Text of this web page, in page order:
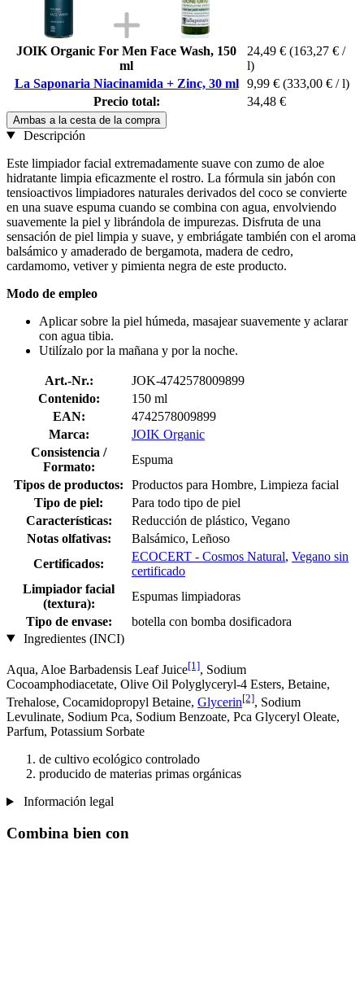
JOIK Organic For Men Face Wash, 150
ml
24,49 € (163,27 € /
l)
La Saponaria Niacinamida + Zinc, 30 ml
9,99 € (333,00 € / l)
Precio total:
34,48 €
Ambas a la cesta de la compra
Descripción
Este limpiador facial extremadamente suave con zumo de aloe
hidratante limpia eficazmente el rostro. La fórmula sin jabón con
tensioactivos limpiadores naturales derivados del coco se convierte
en una suave espuma cuando se combina con agua, envolviendo
suavemente la piel y librándola de impurezas. Disfruta de una
sensación de piel limpia y suave, y embriágate también con el aroma
balsámico y amaderado de bergamota, madera de cedro,
cardamomo, vetiver y pimienta negra de este producto.
Modo de empleo
Aplicar sobre la piel húmeda, masajear suavemente y aclarar
con agua tibia.
Utilízalo por la mañana y por la noche.
Art.-Nr.:
JOK-4742578009899
Contenido:
150 ml
EAN:
4742578009899
Marca:
JOIK Organic
Consistencia /
Formato:
Espuma
Tipos de productos:
Productos para Hombre, Limpieza facial
Tipo de piel:
Para todo tipo de piel
Características:
Reducción de plástico, Vegano
Notas olfativas:
Balsámico, Leñoso
Certificados:
ECOCERT - Cosmos Natural, Vegano sin
certificado
Limpiador facial
(textura):
Espumas limpiadoras
Tipo de envase:
botella con bomba dosificadora
Ingredientes (INCI)
Aqua, Aloe Barbadensis Leaf Juice[1], Sodium
Cocoamphodiacetate, Olive Oil Polyglyceryl-4 Esters, Betaine,
Trehalose, Cocamidopropyl Betaine, Glycerin[2], Sodium
Levulinate, Sodium Pca, Sodium Benzoate, Pca Glyceryl Oleate,
Parfum, Potassium Sorbate
de cultivo ecológico controlado
producido de materias primas orgánicas
Información legal
Combina bien con